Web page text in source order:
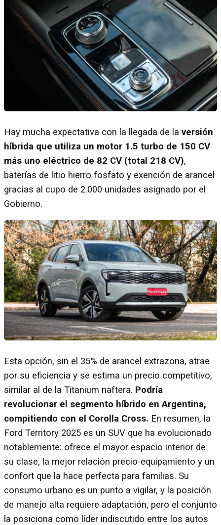
Hay mucha expectativa con la llegada de la versión
híbrida que utiliza un motor 1.5 turbo de 150 CV
más uno eléctrico de 82 CV (total 218 CV),
baterías de litio hierro fosfato y exención de arancel
gracias al cupo de 2.000 unidades asignado por el
Gobierno.
Esta opción, sin el 35% de arancel extrazona, atrae
por su eficiencia y se estima un precio competitivo,
similar al de la Titanium naftera. Podría
revolucionar el segmento híbrido en Argentina,
compitiendo con el Corolla Cross. En resumen, la
Ford Territory 2025 es un SUV que ha evolucionado
notablemente: ofrece el mayor espacio interior de
su clase, la mejor relación precio-equipamiento y un
confort que la hace perfecta para familias. Su
consumo urbano es un punto a vigilar, y la posición
de manejo alta requiere adaptación, pero el conjunto
la posiciona como líder indiscutido entre los autos